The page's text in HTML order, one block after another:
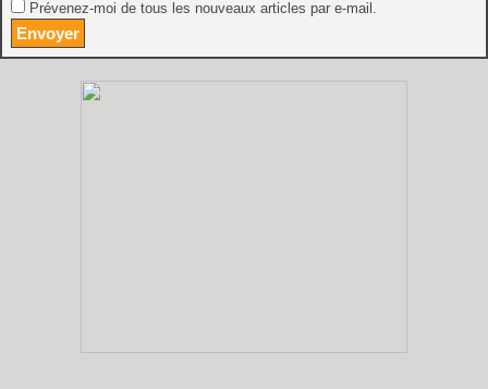
Prévenez-moi de tous les nouveaux articles par e-mail.